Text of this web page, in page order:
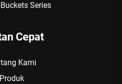
Series
Cepat
Kami
Produk